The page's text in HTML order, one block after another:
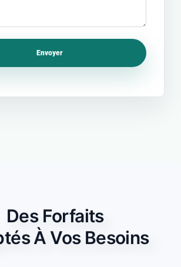
Des Forfaits
À Vos Besoins